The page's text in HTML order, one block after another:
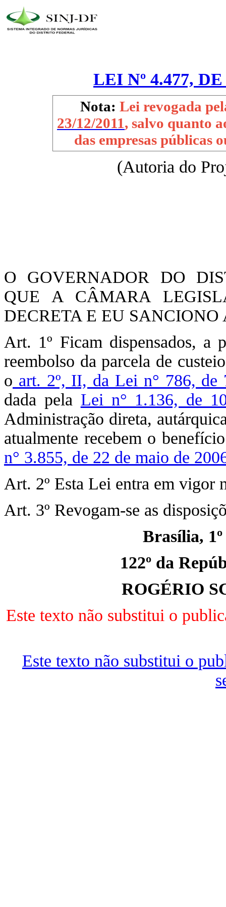
LEI Nº 4.477,
Nota: Lei revogada
23/12/2011, salvo quanto
das empresas públicas
(Autoria do
O GOVERNADOR DO
QUE A CÂMARA
DECRETA E EU
Art. 1º Ficam dispensados, a
reembolso da parcela de
o art. 2º, II, da Lei n° 786, de
dada pela Lei n° 1.136, de
Administração direta,
atualmente recebem o
n° 3.855, de 22 de maio de
Art. 2º Esta Lei entra em vigor
Art. 3º Revogam-se as
Brasília,
122º da
ROGÉRIO
Este texto não substitui o
Este texto não substitui o